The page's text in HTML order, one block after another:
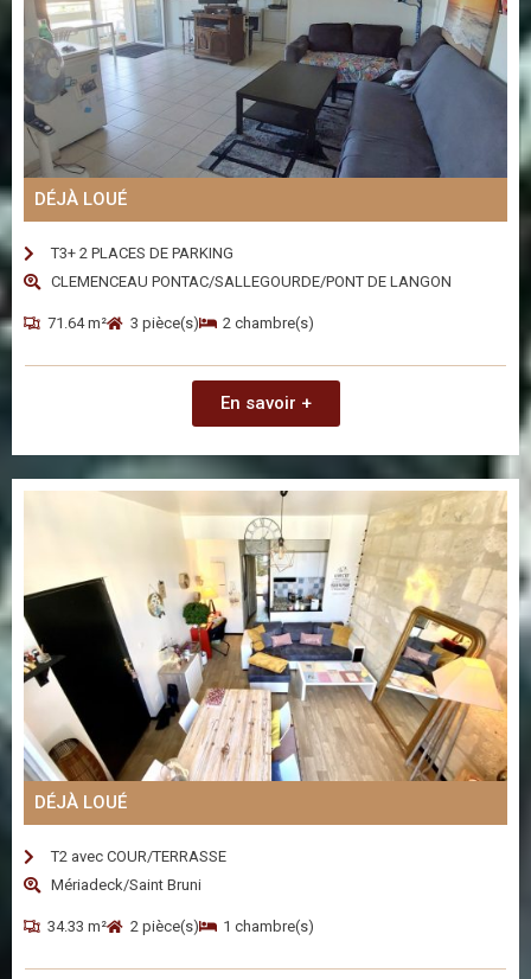
DÉJÀ LOUÉ
T3+ 2 PLACES DE PARKING
CLEMENCEAU PONTAC/SALLEGOURDE/PONT DE LANGON
71.64 m² 3 pièce(s) 2 chambre(s)
En savoir +
DÉJÀ LOUÉ
T2 avec COUR/TERRASSE
Mériadeck/Saint Bruni
34.33 m² 2 pièce(s) 1 chambre(s)